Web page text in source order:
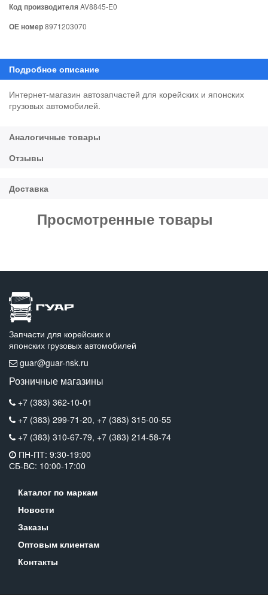
Код производителяAV8845-E0
ОЕ номер8971203070
Интернет-магазин автозапчастей для корейских и японских
грузовых автомобилей.
Просмотренные товары
Запчасти для корейских и
японских грузовых автомобилей
guar@guar-nsk.ru
Розничные магазины
+7 (383) 362-10-01
+7 (383) 299-71-20, +7 (383) 315-00-55
+7 (383) 310-67-79, +7 (383) 214-58-74
ПН-ПТ: 9:30-19:00
СБ-ВС: 10:00-17:00
Каталог по маркам
Новости
Заказы
Оптовым клиентам
Контакты